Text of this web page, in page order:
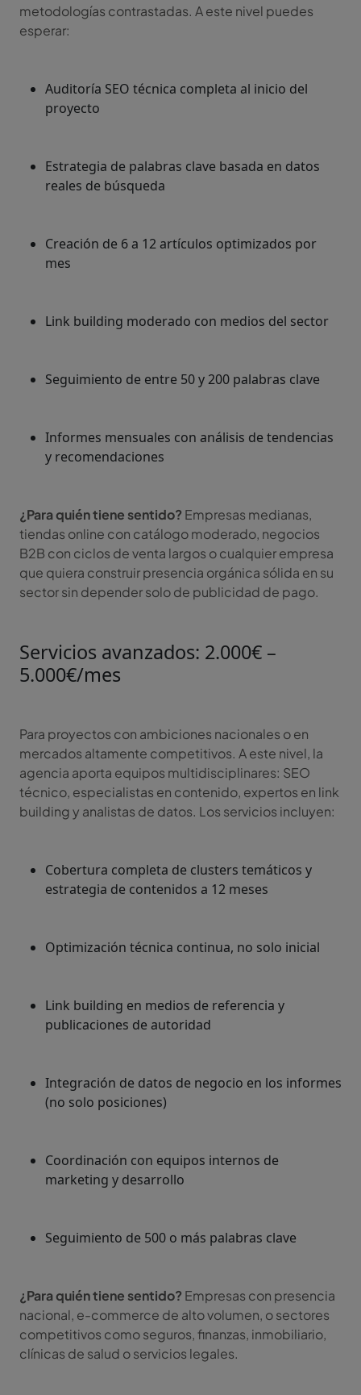
metodologías contrastadas. A este nivel puedes
esperar:
Auditoría SEO técnica completa al inicio del
proyecto
Estrategia de palabras clave basada en datos
reales de búsqueda
Creación de 6 a 12 artículos optimizados por
mes
Link building moderado con medios del sector
Seguimiento de entre 50 y 200 palabras clave
Informes mensuales con análisis de tendencias
y recomendaciones
¿Para quién tiene sentido? Empresas medianas,
tiendas online con catálogo moderado, negocios
B2B con ciclos de venta largos o cualquier empresa
que quiera construir presencia orgánica sólida en su
sector sin depender solo de publicidad de pago.
Servicios avanzados: 2.000€ –
5.000€/mes
Para proyectos con ambiciones nacionales o en
mercados altamente competitivos. A este nivel, la
agencia aporta equipos multidisciplinares: SEO
técnico, especialistas en contenido, expertos en link
building y analistas de datos. Los servicios incluyen:
Cobertura completa de clusters temáticos y
estrategia de contenidos a 12 meses
Optimización técnica continua, no solo inicial
Link building en medios de referencia y
publicaciones de autoridad
Integración de datos de negocio en los informes
(no solo posiciones)
Coordinación con equipos internos de
marketing y desarrollo
Seguimiento de 500 o más palabras clave
¿Para quién tiene sentido? Empresas con presencia
nacional, e-commerce de alto volumen, o sectores
competitivos como seguros, finanzas, inmobiliario,
clínicas de salud o servicios legales.